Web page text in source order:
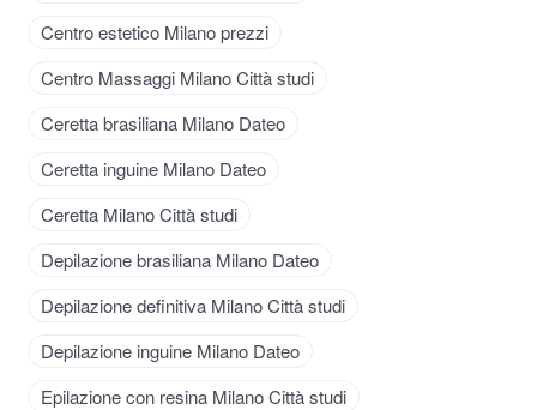
Centro estetico Milano prezzi
Centro Massaggi Milano Città studi
Ceretta brasiliana Milano Dateo
Ceretta inguine Milano Dateo
Ceretta Milano Città studi
Depilazione brasiliana Milano Dateo
Depilazione definitiva Milano Città studi
Depilazione inguine Milano Dateo
Epilazione con resina Milano Città studi